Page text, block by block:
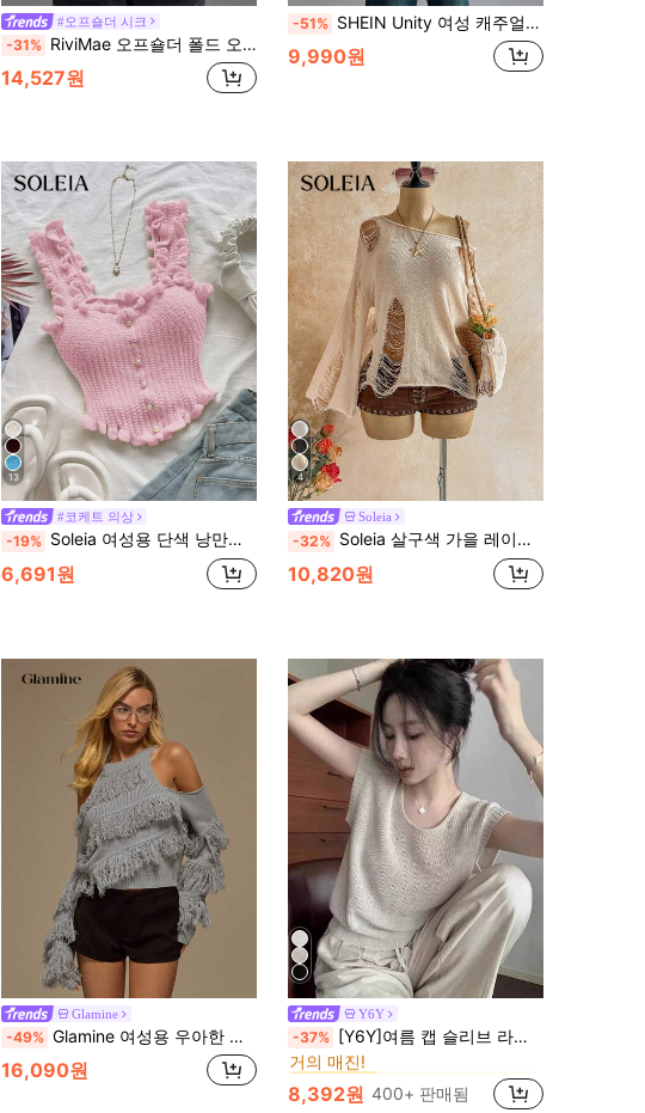
#오프숄더 시크
-31% RiviMae 오프숄더 폴드 오버 스웨터, 긴팔 상의 니트 풀오버 가을 겨울 스웨터
14,527원
-51% SHEIN Unity 여성 캐주얼 소프트 퍼지 비대칭 밑단 버튼 니트 가디건, 패셔너블 & 다용도, 가을/겨울
9,990원
13
#코케트 의상
-19% Soleia 여성용 단색 낭만적인 비대칭 헴 캐주얼 니트 탑, 휴가용
6,691원
4
Soleia
-32% Soleia 살구색 가을 레이지 보헤미안 스타일 오프숄더 디스트레스드 프레이드 홀로우 디자인 여성용 긴팔 커버업 탑 일상 휴가 캐주얼웨어
10,820원
Glamine
-49% Glamine 여성용 우아한 오픈 숄더 긴 소매 태슬 캐주얼 풀오버 스웨터, 가을/겨울용 다용도
16,090원
Y6Y
-37% [Y6Y]여름 캡 슬리브 라운드 넥 니트 탑, 레귤러 숄더 루즈핏, 심플하고 상쾌한 다용도 티셔츠
#2 TOP 3위 에서 헐렁한 여성 니트웨어
거의 매진!
#2 TOP 3위
거의 매진!
#2 TOP 3위
거의 매진!
#2 TOP 3위 에서 헐렁한 여성 니트웨어
8,392원 400+ 판매됨